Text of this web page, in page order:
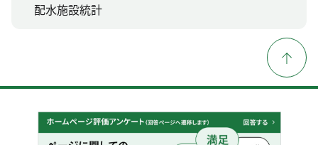
配水施設統計